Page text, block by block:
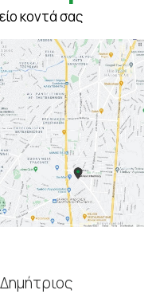
κοντά σας